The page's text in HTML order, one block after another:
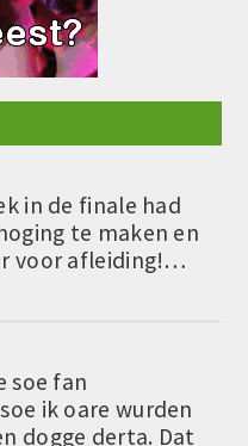
in de finale had
te maken en
voor afleiding!…
soe fan
ik oare wurden
dogge derta. Dat